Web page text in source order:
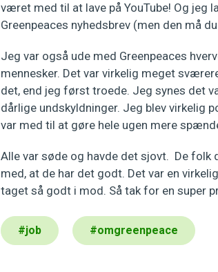
været med til at lave på YouTube! Og jeg
Greenpeaces nyhedsbrev (men den må
Jeg var også ude med Greenpeaces
mennesker. Det var virkelig meget
det, end jeg først troede. Jeg synes det
dårlige undskyldninger. Jeg blev virkelig
var med til at gøre hele ugen mere
Alle var søde og havde det sjovt. De folk
med, at de har det godt. Det var en
taget så godt i mod. Så tak for en super
#job #omgreenpeace